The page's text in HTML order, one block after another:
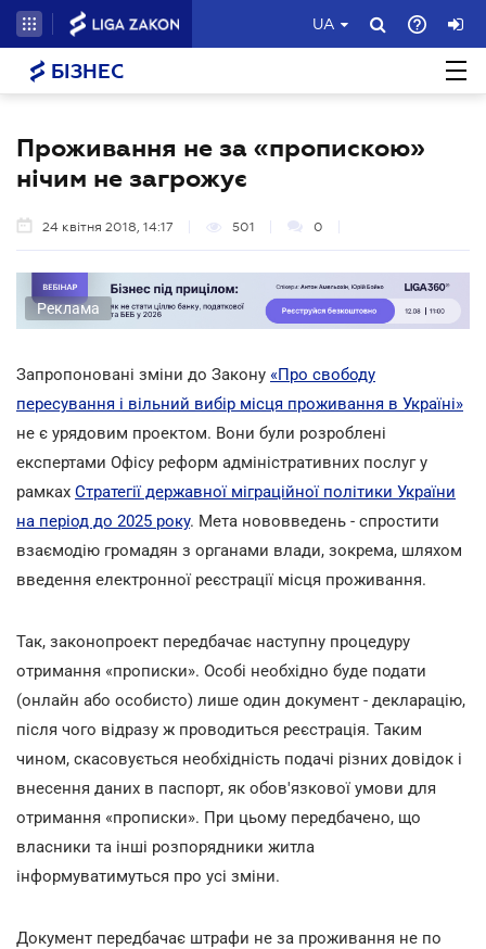
UA
БІЗНЕС
Проживання не за «пропискою»
нічим не загрожує
24 квітня 2018, 14:17 501 0
Реклама
Запропоновані зміни до Закону «Про свободу
пересування і вільний вибір місця проживання в Україні»
не є урядовим проектом. Вони були розроблені
експертами Офісу реформ адміністративних послуг у
рамках Стратегії державної міграційної політики України
на період до 2025 року. Мета нововведень - спростити
взаємодію громадян з органами влади, зокрема, шляхом
введення електронної реєстрації місця проживання.
Так, законопроект передбачає наступну процедуру
отримання «прописки». Особі необхідно буде подати
(онлайн або особисто) лише один документ - декларацію,
після чого відразу ж проводиться реєстрація. Таким
чином, скасовується необхідність подачі різних довідок і
внесення даних в паспорт, як обов'язкової умови для
отримання «прописки». При цьому передбачено, що
власники та інші розпорядники житла
інформуватимуться про усі зміни.
Документ передбачає штрафи не за проживання не по